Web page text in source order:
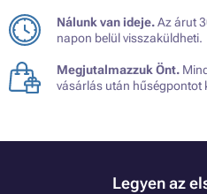
Nálunk van ideje.Az árut
napon belül visszaküldheti.
Megjutalmazzuk Önt.
vásárlás után hűségpontot
Legyen az